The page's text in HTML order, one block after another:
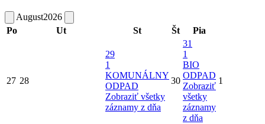
August2026
Po
Ut St Št Pia
27 28
29
1
KOMUNÁLNY
ODPAD
Zobraziť všetky
záznamy z dňa
30
31
1
BIO
ODPAD
Zobraziť
všetky
záznamy
z dňa
1